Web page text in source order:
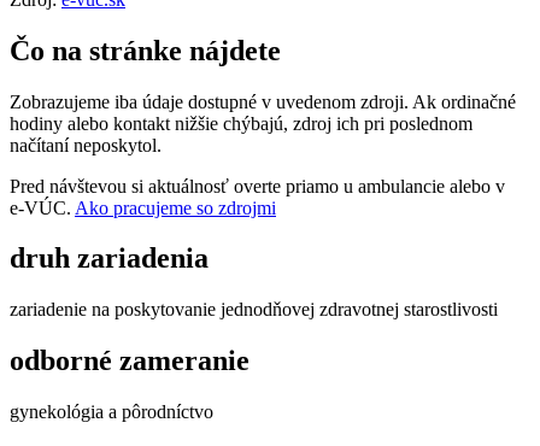
Čo na stránke nájdete
Zobrazujeme iba údaje dostupné v uvedenom zdroji. Ak ordinačné
hodiny alebo kontakt nižšie chýbajú, zdroj ich pri poslednom
načítaní neposkytol.
Pred návštevou si aktuálnosť overte priamo u ambulancie alebo v
e‑VÚC. Ako pracujeme so zdrojmi
druh zariadenia
zariadenie na poskytovanie jednodňovej zdravotnej starostlivosti
odborné zameranie
gynekológia a pôrodníctvo